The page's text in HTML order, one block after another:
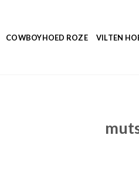
COWBOYHOED ROZE VILTEN